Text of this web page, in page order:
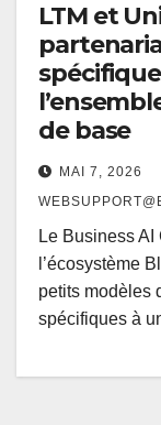
LTM et
de base
MAI 7, 2026
Le Business
l’écosystème
petits modèles
spécifiques à